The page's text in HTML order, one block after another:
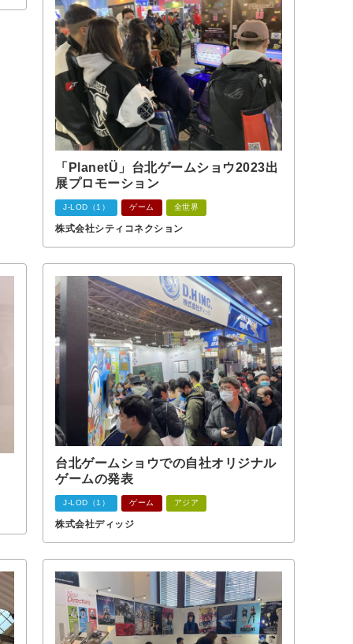
「PlanetÜ」台北ゲームショウ2023出
展プロモーション
J-LOD（1） ゲーム 全世界
株式会社シティコネクション
台北ゲームショウでの自社オリジナル
ゲームの発表
J-LOD（1） ゲーム アジア
株式会社ディッジ